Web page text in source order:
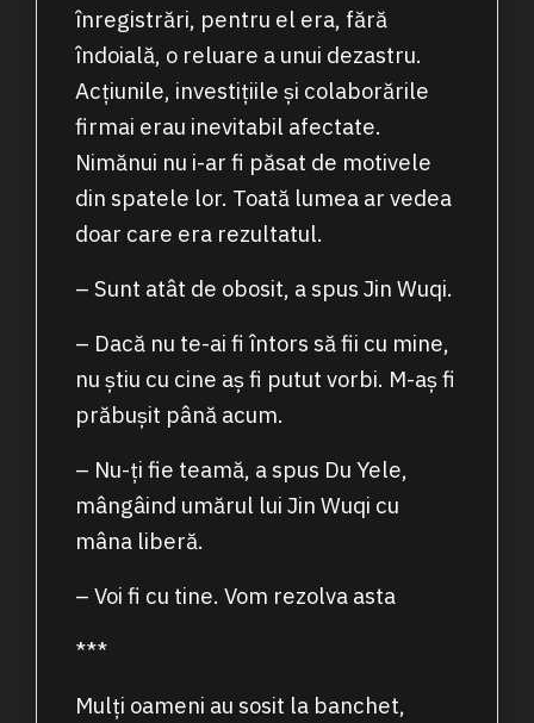
înregistrări, pentru el era, fără
îndoială, o reluare a unui dezastru.
Acțiunile, investițiile și colaborările
firmai erau inevitabil afectate.
Nimănui nu i-ar fi păsat de motivele
din spatele lor. Toată lumea ar vedea
doar care era rezultatul.
– Sunt atât de obosit, a spus Jin Wuqi.
– Dacă nu te-ai fi întors să fii cu mine,
nu știu cu cine aș fi putut vorbi. M-aș fi
prăbușit până acum.
– Nu-ți fie teamă, a spus Du Yele,
mângâind umărul lui Jin Wuqi cu
mâna liberă.
– Voi fi cu tine. Vom rezolva asta
***
Mulți oameni au sosit la banchet,